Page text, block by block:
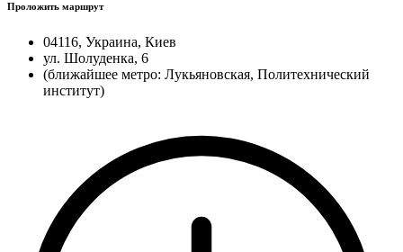
Проложить маршрут
04116, Украина, Киев
ул. Шолуденка, 6
(ближайшее метро: Лукьяновская, Политехнический
институт)